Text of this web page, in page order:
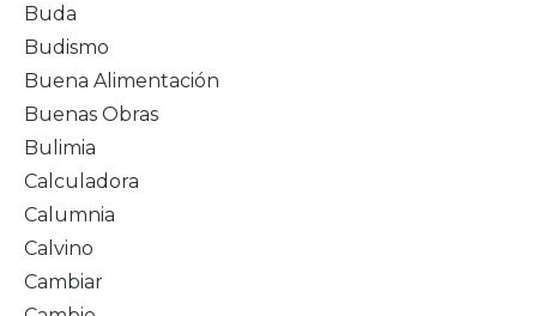
Buda
Budismo
Buena Alimentación
Buenas Obras
Bulimia
Calculadora
Calumnia
Calvino
Cambiar